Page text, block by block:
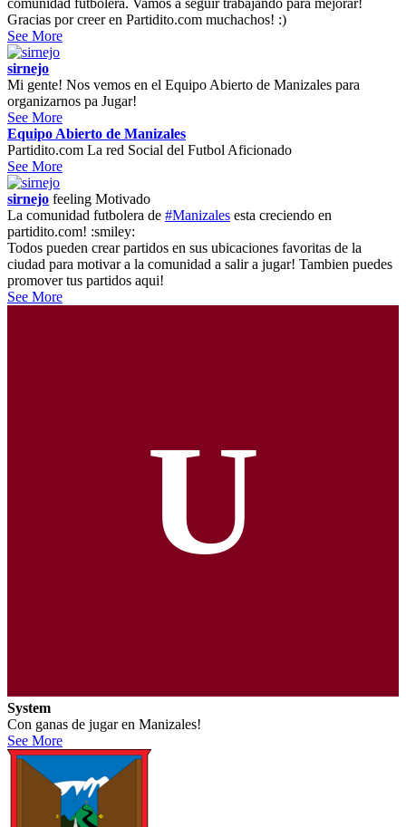
comunidad futbolera. Vamos a seguir trabajando para mejorar!
Gracias por creer en Partidito.com muchachos! :)
See More
sirnejo
Mi gente! Nos vemos en el Equipo Abierto de Manizales para
organizarnos pa Jugar!
See More
Equipo Abierto de Manizales
Partidito.com La red Social del Futbol Aficionado
See More
sirnejo feeling Motivado
La comunidad futbolera de #Manizales esta creciendo en
partidito.com! :smiley:
Todos pueden crear partidos en sus ubicaciones favoritas de la
ciudad para motivar a la comunidad a salir a jugar! Tambien puedes
promover tus partidos aqui!
See More
U
System
Con ganas de jugar en Manizales!
See More